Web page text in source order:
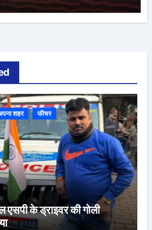
शहर फीचर
एसपी के ड्राइवर की गोली